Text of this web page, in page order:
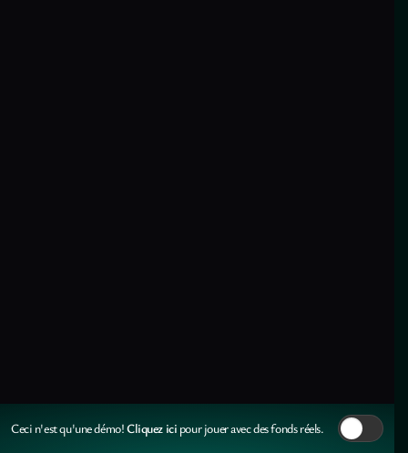
Ceci n'est qu'une démo!Cliquez ici pour jouer avec des fonds réels.